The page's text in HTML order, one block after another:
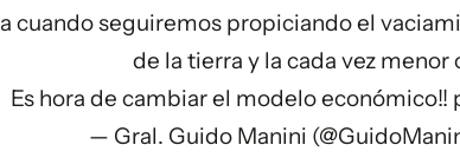
cuando seguiremos propiciando el
de la tierra y la cada vez
Es hora de cambiar el modelo económico!!
— Gral. Guido Manini